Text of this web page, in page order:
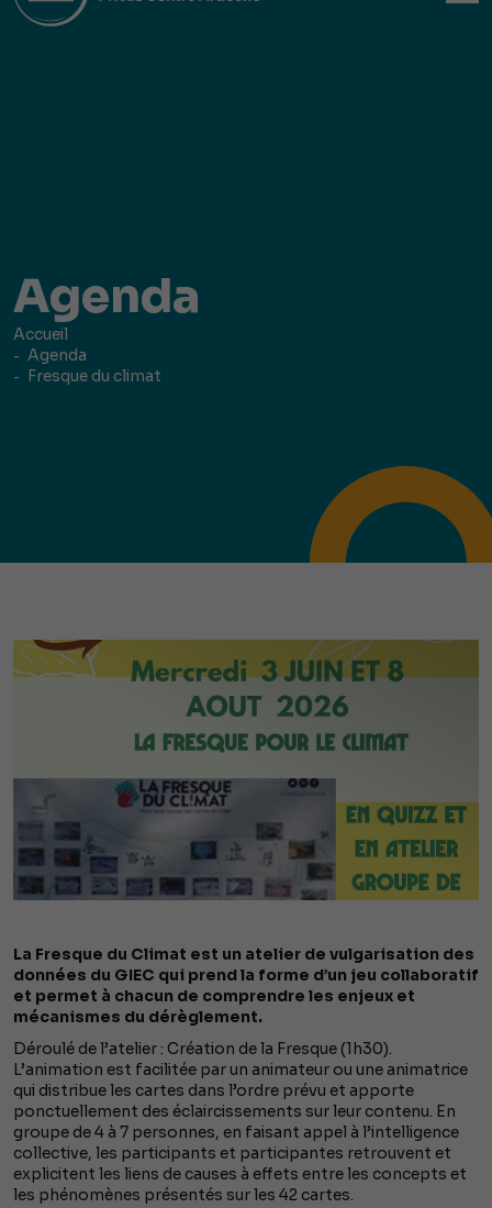
Agenda
Accueil
Agenda
Fresque du climat
La Fresque du Climat est un atelier de vulgarisation des
données du GIEC qui prend la forme d’un jeu collaboratif
et permet à chacun de comprendre les enjeux et
mécanismes du dérèglement.
Déroulé de l’atelier : Création de la Fresque (1h30).
L’animation est facilitée par un animateur ou une animatrice
qui distribue les cartes dans l’ordre prévu et apporte
ponctuellement des éclaircissements sur leur contenu. En
groupe de 4 à 7 personnes, en faisant appel à l’intelligence
collective, les participants et participantes retrouvent et
explicitent les liens de causes à effets entre les concepts et
les phénomènes présentés sur les 42 cartes.